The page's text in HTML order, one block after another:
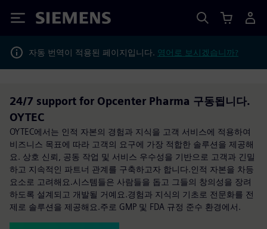
Siemens
자동 번역이 적용된 페이지입니다. 영어로 보시겠습니까?
24/7 support for Opcenter Pharma 구동됩니다.
OYTEC
OYTEC에서는 인적 자본의 경험과 지식을 고객 서비스에 적용하여
비즈니스 목표에 따라 고객의 요구에 가장 적합한 솔루션을 제공해
요. 상호 신뢰, 공동 작업 및 서비스 우수성을 기반으로 고객과 긴밀
하고 지속적인 파트너 관계를 구축하고자 합니다.인적 자본을 차등
요소로 고려해요.시스템들은 사람들을 돕고 그들의 창의성을 장려
하도록 설계되고 개발될 거예요.경험과 지식의 기초로 전문화를 전
제로 솔루션을 제공해요.주로 GMP 및 FDA 규정 준수 환경에서.